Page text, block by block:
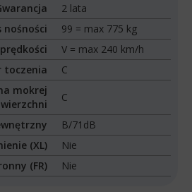
2 lata
nośności
99 = max 775 kg
V = max 240 km/h
toczenia
C
mokrej
C
B/71dB
(XL)
Nie
(FR)
Nie